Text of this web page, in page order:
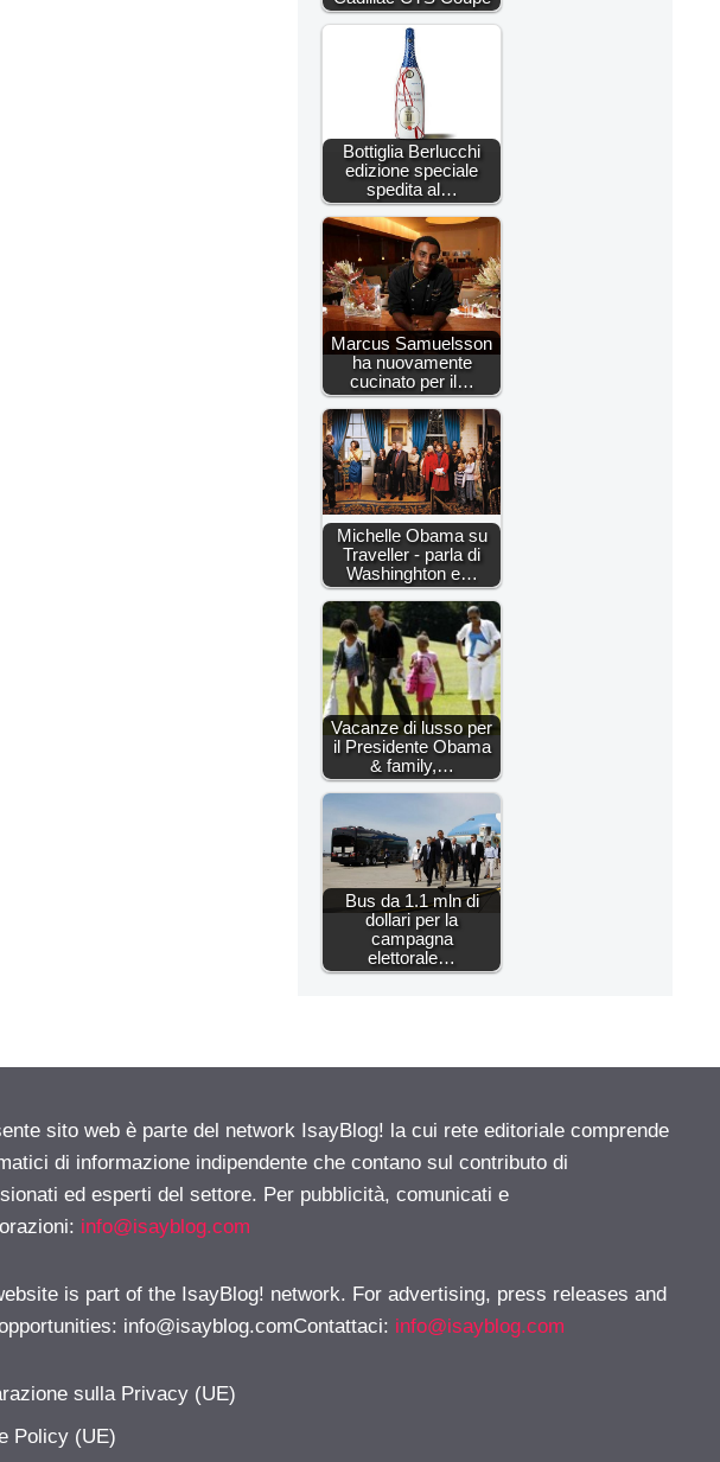
Bottiglia Berlucchi
edizione speciale
spedita al…
Marcus Samuelsson
ha nuovamente
cucinato per il…
Michelle Obama su
Traveller - parla di
Washinghton e…
Vacanze di lusso per
il Presidente Obama
& family,…
Bus da 1.1 mln di
dollari per la
campagna
elettorale…
sito web è parte del network IsayBlog! la cui rete editoriale comprende
di informazione indipendente che contano sul contributo di
ed esperti del settore. Per pubblicità, comunicati e
info@isayblog.com
is part of the IsayBlog! network. For advertising, press releases and
info@isayblog.comContattaci: info@isayblog.com
sulla Privacy (UE)
Policy (UE)